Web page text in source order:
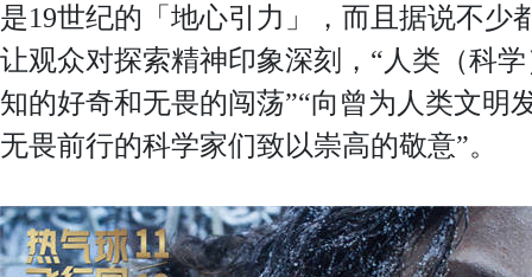
是19世纪的「地心引力」，而且据说不少
让观众对探索精神印象深刻，“人类（科
知的好奇和无畏的闯荡”“向曾为人类文明
无畏前行的科学家们致以崇高的敬意”。